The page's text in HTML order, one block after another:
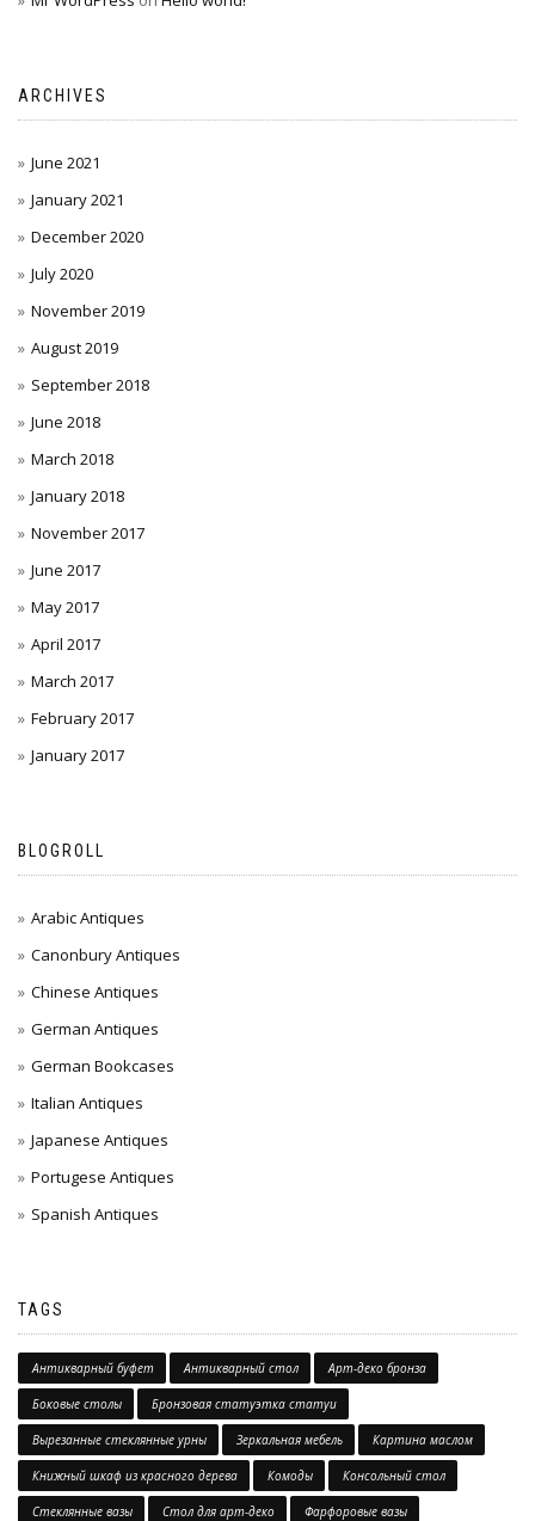
ARCHIVES
June 2021
January 2021
December 2020
July 2020
November 2019
August 2019
September 2018
June 2018
March 2018
January 2018
November 2017
June 2017
May 2017
April 2017
March 2017
February 2017
January 2017
BLOGROLL
Arabic Antiques
Canonbury Antiques
Chinese Antiques
German Antiques
German Bookcases
Italian Antiques
Japanese Antiques
Portugese Antiques
Spanish Antiques
TAGS
Антикварный буфет Антикварный стол Арт-деко бронза
Боковые столы Бронзовая статуэтка статуи
Вырезанные стеклянные урны Зеркальная мебель Картина маслом
Книжный шкаф из красного дерева Комоды Консольный стол
Стеклянные вазы Стол для арт-деко Фарфоровые вазы